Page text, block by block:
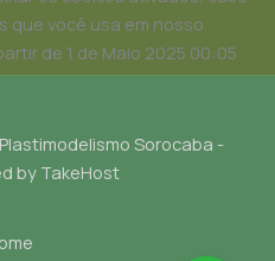
que você usa em nosso
de 1 de Maio 2025 00:05
Sorocaba -
by TakeHost